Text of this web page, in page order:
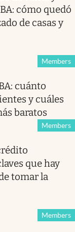
cómo quedó
de casas y
Members
cuánto
y cuáles
baratos
Members
que hay
tomar la
Members